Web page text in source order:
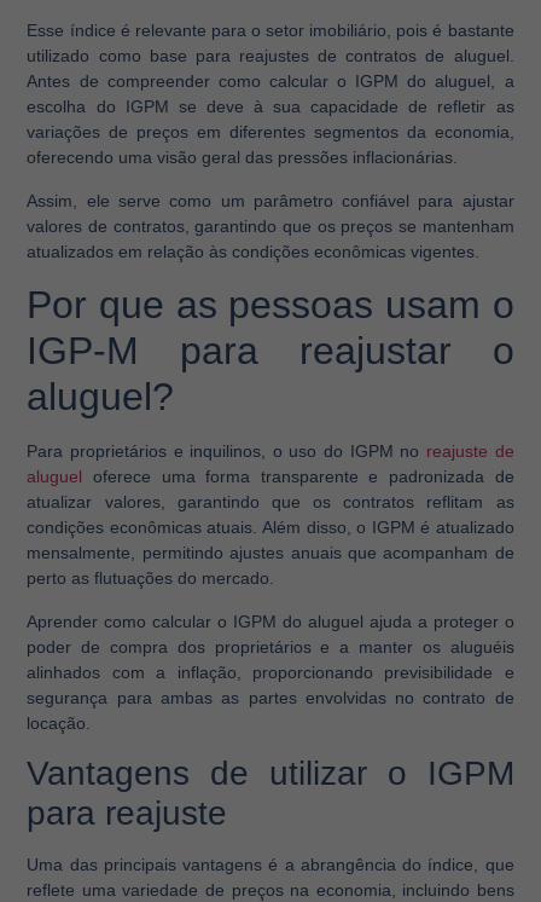
Esse índice é relevante para o setor imobiliário, pois é bastante
utilizado como base para reajustes de contratos de aluguel.
Antes de compreender como calcular o IGPM do aluguel, a
escolha do IGPM se deve à sua capacidade de refletir as
variações de preços em diferentes segmentos da economia,
oferecendo uma visão geral das pressões inflacionárias.
Assim, ele serve como um parâmetro confiável para ajustar
valores de contratos, garantindo que os preços se mantenham
atualizados em relação às condições econômicas vigentes.
Por que as pessoas usam o
IGP-M para reajustar o
aluguel?
Para proprietários e inquilinos, o uso do IGPM no reajuste de
aluguel oferece uma forma transparente e padronizada de
atualizar valores, garantindo que os contratos reflitam as
condições econômicas atuais. Além disso, o IGPM é atualizado
mensalmente, permitindo ajustes anuais que acompanham de
perto as flutuações do mercado.
Aprender como calcular o IGPM do aluguel ajuda a proteger o
poder de compra dos proprietários e a manter os aluguéis
alinhados com a inflação, proporcionando previsibilidade e
segurança para ambas as partes envolvidas no contrato de
locação.
Vantagens de utilizar o IGPM
para reajuste
Uma das principais vantagens é a abrangência do índice, que
reflete uma variedade de preços na economia, incluindo bens